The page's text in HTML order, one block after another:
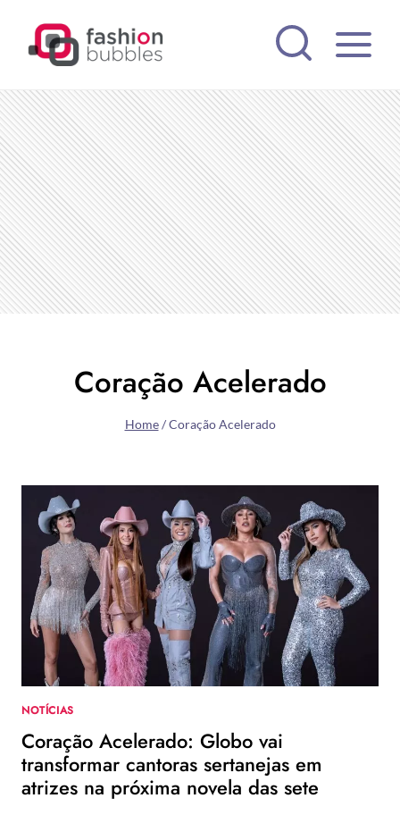
Coração Acelerado
Home / Coração Acelerado
NOTÍCIAS
Coração Acelerado: Globo vai
transformar cantoras sertanejas em
atrizes na próxima novela das sete